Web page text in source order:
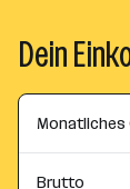
Dein
Monatliches
Brutto